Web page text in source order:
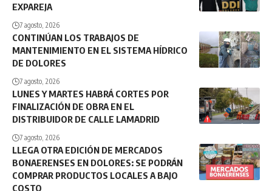
EXPAREJA
7 agosto, 2026
CONTINÚAN LOS TRABAJOS DE
MANTENIMIENTO EN EL SISTEMA HÍDRICO
DE DOLORES
7 agosto, 2026
LUNES Y MARTES HABRÁ CORTES POR
FINALIZACIÓN DE OBRA EN EL
DISTRIBUIDOR DE CALLE LAMADRID
7 agosto, 2026
LLEGA OTRA EDICIÓN DE MERCADOS
BONAERENSES EN DOLORES: SE PODRÁN
COMPRAR PRODUCTOS LOCALES A BAJO
COSTO